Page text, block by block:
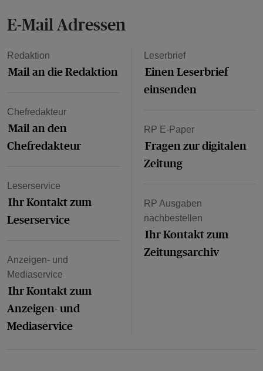
E-Mail Adressen
Redaktion
Mail an die Redaktion
Chefredakteur
Mail an den
Chefredakteur
Leserservice
Ihr Kontakt zum
Leserservice
Anzeigen- und
Mediaservice
Ihr Kontakt zum
Anzeigen- und
Mediaservice
Leserbrief
Einen Leserbrief
einsenden
RP E-Paper
Fragen zur digitalen
Zeitung
RP Ausgaben
nachbestellen
Ihr Kontakt zum
Zeitungsarchiv